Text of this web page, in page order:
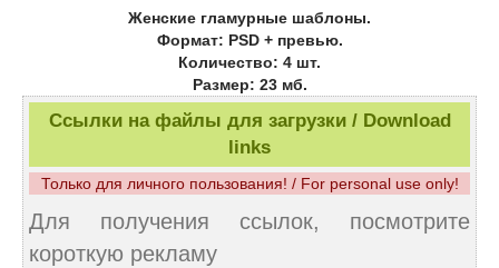
Женские гламурные шаблоны.
Формат: PSD + превью.
Количество: 4 шт.
Размер: 23 мб.
Ссылки на файлы для загрузки / Download
links
Только для личного пользования! / For personal use only!
Для получения ссылок, посмотрите
короткую рекламу